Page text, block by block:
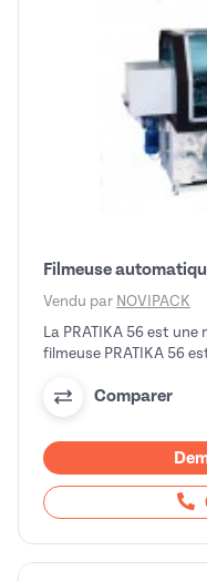
Filmeuse
Vendu par NOVIPACK
La PRATIKA 56 est
filmeuse PRATIKA 56
Comparer